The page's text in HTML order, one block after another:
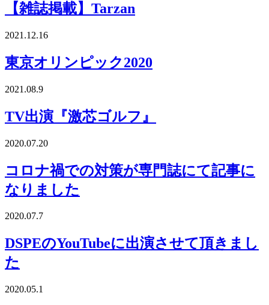
【雑誌掲載】Tarzan
2021.12.16
東京オリンピック2020
2021.08.9
TV出演『激芯ゴルフ』
2020.07.20
コロナ禍での対策が専門誌にて記事に
なりました
2020.07.7
DSPEのYouTubeに出演させて頂きまし
た
2020.05.1